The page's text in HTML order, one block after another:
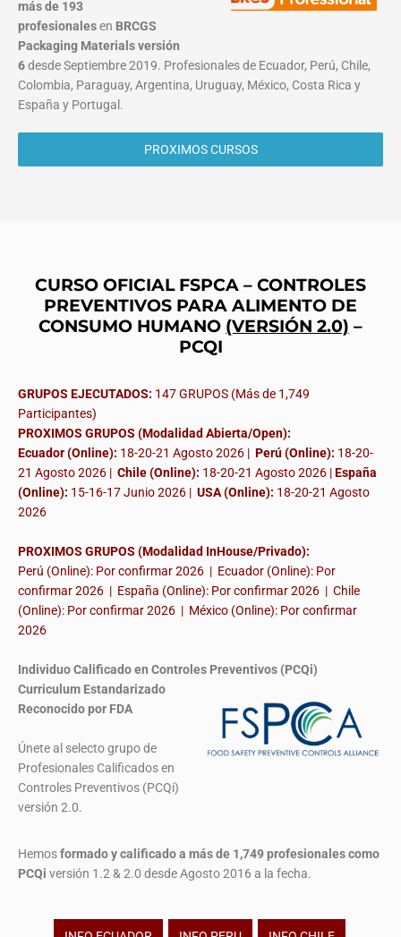
más de 193
profesionalesen BRCGS
Packaging Materialsversión
6desde Septiembre 2019. Profesionales de Ecuador, Perú, Chile,
Colombia, Paraguay, Argentina, Uruguay, México, Costa Rica y
España y Portugal.
PROXIMOS CURSOS
CURSO OFICIAL FSPCA – CONTROLES
PREVENTIVOS PARA ALIMENTO DE
CONSUMO HUMANO (VERSIÓN 2.0) –
PCQI
GRUPOS EJECUTADOS: 147 GRUPOS (Más de 1,749
Participantes)
PROXIMOS GRUPOS (Modalidad Abierta/Open):
Ecuador (Online): 18-20-21 Agosto 2026 | Perú (Online): 18-20-
21 Agosto 2026 | Chile (Online): 18-20-21 Agosto 2026 |España
(Online): 15-16-17 Junio 2026 | USA (Online): 18-20-21 Agosto
2026
PROXIMOS GRUPOS (Modalidad InHouse/Privado):
Perú (Online): Por confirmar 2026 | Ecuador (Online): Por
confirmar 2026 | España (Online): Por confirmar 2026 | Chile
(Online): Por confirmar 2026 | México (Online): Por confirmar
2026
Individuo Calificado en Controles Preventivos (PCQi)
Curriculum Estandarizado
Reconocido por FDA
Únete al selecto grupo de
Profesionales Calificados en
Controles Preventivos (PCQi)
versión 2.0.
Hemosformado y calificado a más de 1,749 profesionalescomo
PCQi versión 1.2 & 2.0 desde Agosto 2016 a la fecha.